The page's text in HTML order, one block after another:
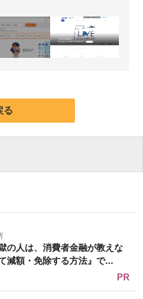
る
の人は、消費者金融が教えな
減額・免除する方法』で...
PR